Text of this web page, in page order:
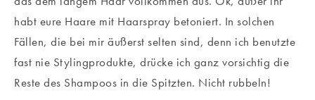
habt eure Haare mit Haarspray betoniert. In solchen
Fällen, die bei mir äußerst selten sind, denn ich benutzte
fast nie Stylingprodukte, drücke ich ganz vorsichtig die
Reste des Shampoos in die Spitzten. Nicht rubbeln!